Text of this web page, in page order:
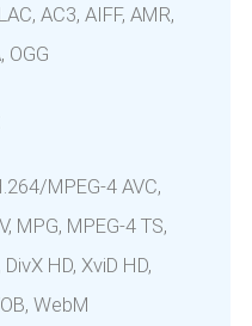
AC3, AIFF, AMR,
OGG
MPEG-4 AVC,
MPG, MPEG-4 TS,
HD, XviD HD,
WebM